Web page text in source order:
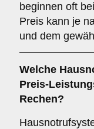
beginnen oft
Preis kann je
und dem
Welche
Preis-
Rechen?